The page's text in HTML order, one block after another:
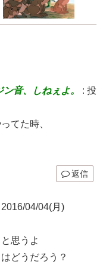
音、しねぇよ。 : 投
てた時、
返信
04/04(月)
思うよ
どうだろう？